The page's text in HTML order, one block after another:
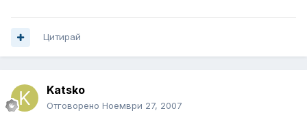
Цитирай
Katsko
Отговорено Ноември 27, 2007